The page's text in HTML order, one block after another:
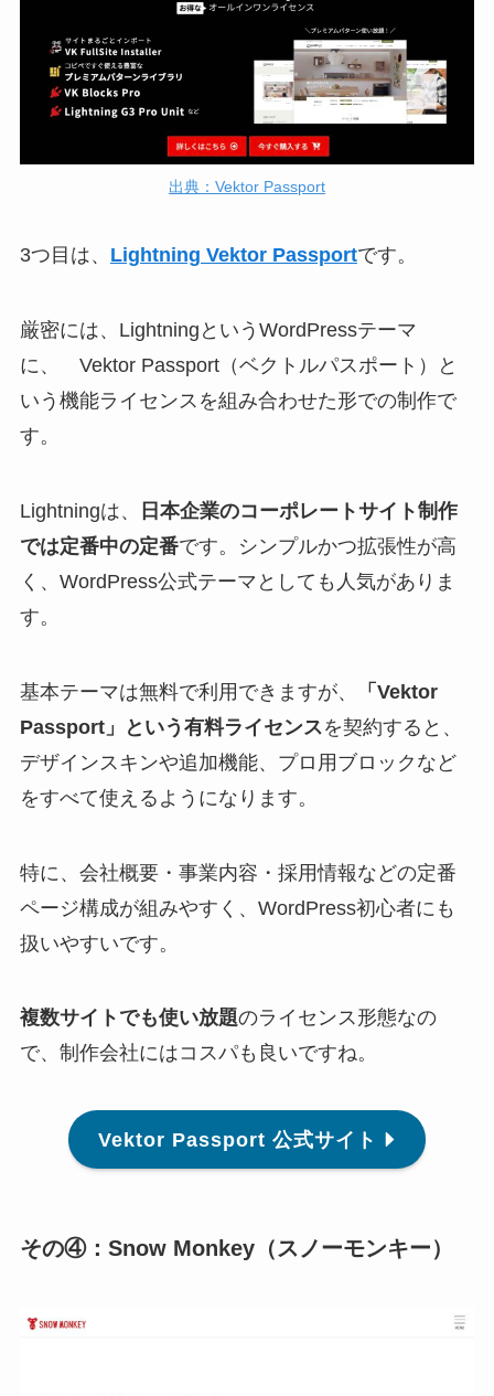
出典：Vektor Passport
3つ目は、 Lightning Vektor Passportです。
厳密には、LightningというWordPressテーマ
に、 Vektor Passport（ベクトルパスポート）と
いう機能ライセンスを組み合わせた形での制作で
す。
Lightningは、
日本企業のコーポレートサイト制作
では定番中の定番です。シンプルかつ拡張性が高
く、WordPress公式テーマとしても人気がありま
す。
基本テーマは無料で利用できますが、
「Vektor
Passport」という有料ライセンスを契約すると、
デザインスキンや追加機能、プロ用ブロックなど
をすべて使えるようになります。
特に、会社概要・事業内容・採用情報などの定番
ページ構成が組みやすく、WordPress初心者にも
扱いやすいです。
複数サイトでも使い放題のライセンス形態なの
で、制作会社にはコスパも良いですね。
Vektor Passport 公式サイト
その④：Snow Monkey（スノーモンキー）